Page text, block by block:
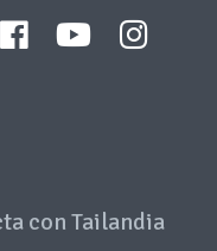
con Tailandia